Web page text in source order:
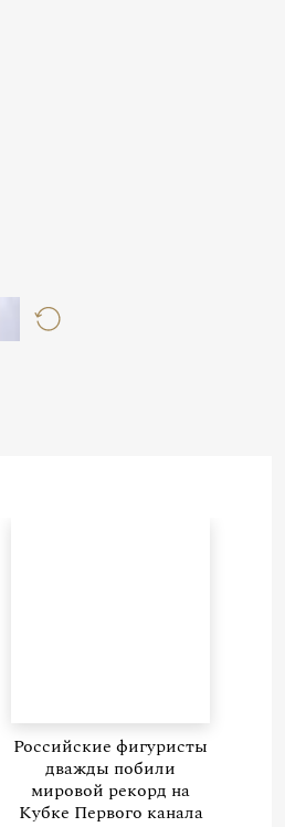
Российские фигуристы
дважды побили
мировой рекорд на
Кубке Первого канала